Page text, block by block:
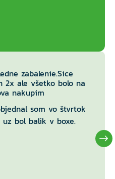
zabalenie.Sice
2x ale všetko bolo na
nakupim
som vo štvrtok
bol balik v boxe.